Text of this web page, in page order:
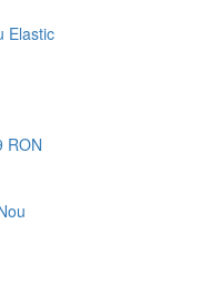
Elastic
RON